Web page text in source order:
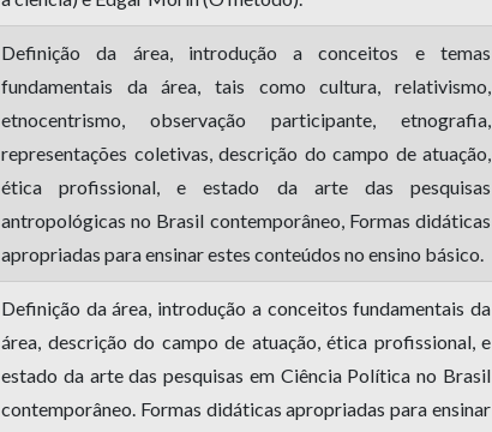
Definição da área, introdução a conceitos e temas
fundamentais da área, tais como cultura, relativismo,
etnocentrismo, observação participante, etnografia,
representações coletivas, descrição do campo de atuação,
ética profissional, e estado da arte das pesquisas
antropológicas no Brasil contemporâneo, Formas didáticas
apropriadas para ensinar estes conteúdos no ensino básico.
Definição da área, introdução a conceitos fundamentais da
área, descrição do campo de atuação, ética profissional, e
estado da arte das pesquisas em Ciência Política no Brasil
contemporâneo. Formas didáticas apropriadas para ensinar